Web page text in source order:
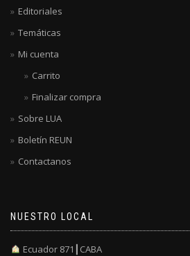
Editoriales
Temáticas
Mi cuenta
Carrito
Finalizar compra
Sobre LUA
Boletín REUN
Contactanos
NUESTRO LOCAL
Ecuador 871┃CABA